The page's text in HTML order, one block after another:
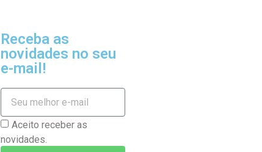
Receba as
novidades no seu
e-mail!
Aceito receber as
novidades.